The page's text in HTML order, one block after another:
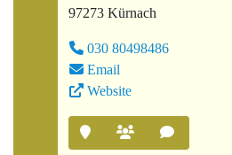
97273 Kürnach
030 80498486
Email
Website